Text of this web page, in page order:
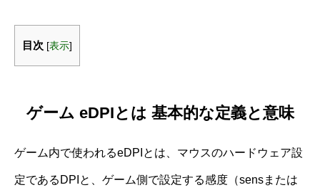
目次 [表示]
ゲーム eDPIとは 基本的な定義と意味
ゲーム内で使われるeDPIとは、マウスのハードウェア設
定であるDPIと、ゲーム側で設定する感度（sensまたは